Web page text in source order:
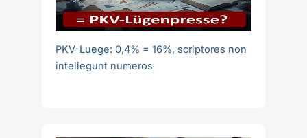
PKV-Luege: 0,4% = 16%, scriptores non
intellegunt numeros